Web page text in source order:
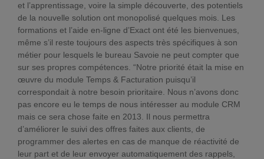
et l’apprentissage, voire la simple découverte, des potentiels
de la nouvelle solution ont monopolisé quelques mois. Les
formations et l’aide en-ligne d’Exact ont été les bienvenues,
même s’il reste toujours des aspects très spécifiques à son
métier pour lesquels le bureau Savoie ne peut compter que
sur ses propres compétences. “Notre priorité était la mise en
œuvre du module Temps & Facturation puisqu’il
correspondait à notre besoin prioritaire. Nous n’avons donc
pas encore eu le temps de nous intéresser au module CRM
mais ce sera chose faite en 2013. Il nous permettra
d’améliorer le suivi des offres faites aux clients, de
programmer des alertes en cas de manque de réactivité de
leur part et de leur envoyer automatiquement des rappels,